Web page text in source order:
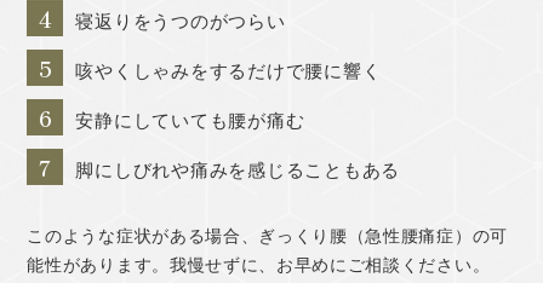
4 寝返りをうつのがつらい
5 咳やくしゃみをするだけで腰に響く
6 安静にしていても腰が痛む
7 脚にしびれや痛みを感じることもある
このような症状がある場合、ぎっくり腰（急性腰痛症）の可
能性があります。我慢せずに、お早めにご相談ください。